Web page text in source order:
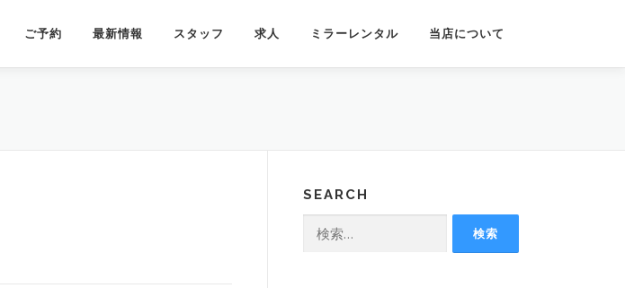
ご予約 最新情報 スタッフ 求人 ミラーレンタル 当店について
SEARCH